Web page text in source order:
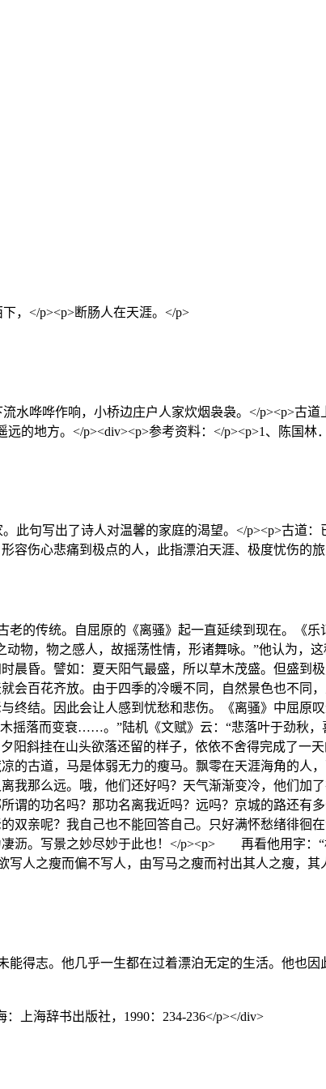
，</p><p>断肠人在天涯。</p>
水哗哗作响，小桥边庄户人家炊烟袅袅。</p><p>古
的地方。</p><div><p>参考资料：</p><p>1、陈国
此句写出了诗人对温馨的家庭的渴望。</p><p>古道
容伤心悲痛到极点的人，此指漂泊天涯、极度忧伤的
传统。自屈原的《离骚》起一直延续到现在。《乐
物，物之感人，故摇荡性情，形诸舞咏。”他认为，
昏。譬如：夏天阳气最盛，所以草木茂盛。但盛到
会百花齐放。由于四季的冷暖不同，自然景色也不同
结。因此会让人感到忧愁和悲伤。《离骚》中屈原
摇落而变衰……。”陆机《文赋》云：“悲落叶于劲秋
斜挂在山头欲落还留的样子，依依不舍得完成了一
的古道，马是体弱无力的瘦马。飘零在天涯海角的人
我那么远。哦，他们还好吗？天气渐渐变冷，他们加
谓的功名吗？那功名离我近吗？远吗？京城的路还有
双亲呢？我自己也不能回答自己。只好满怀愁绪徘
沥。写景之妙尽妙于此也！</p><p> 再看他用字：
人之瘦而偏不写人，由写马之瘦而衬出其人之瘦，
志。他几乎一生都在过着漂泊无定的生活。他也因
上海辞书出版社，1990：234-236</p></div>